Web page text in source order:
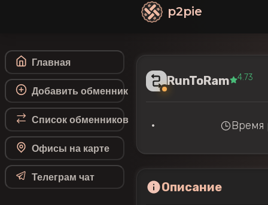
Главная
Добавить обменник
Список обменников
Офисы на карте
Телеграм чат
p2pie
RunToRam 4.73
• Время
Описание